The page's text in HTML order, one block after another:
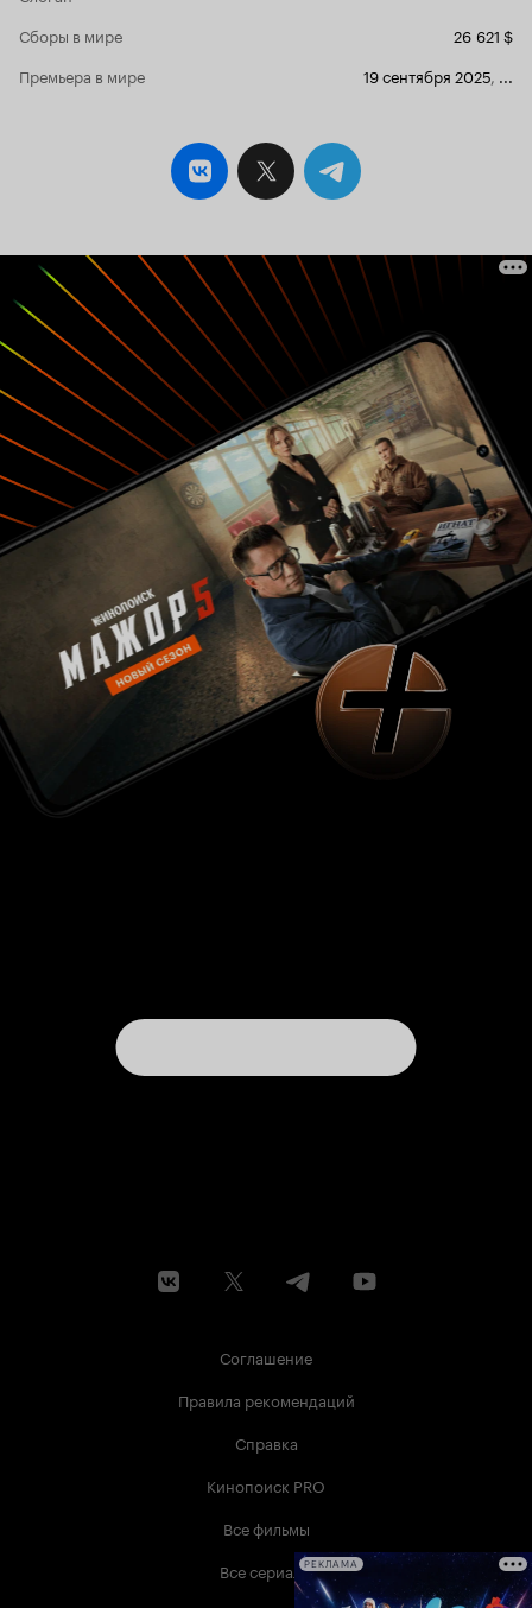
Сборы в мире
26 621 $
Премьера в мире
19 сентября 2025
Соглашение
Правила рекомендаций
Справка
Кинопоиск PRO
Все фильмы
Все сериалыРЕКЛАМА